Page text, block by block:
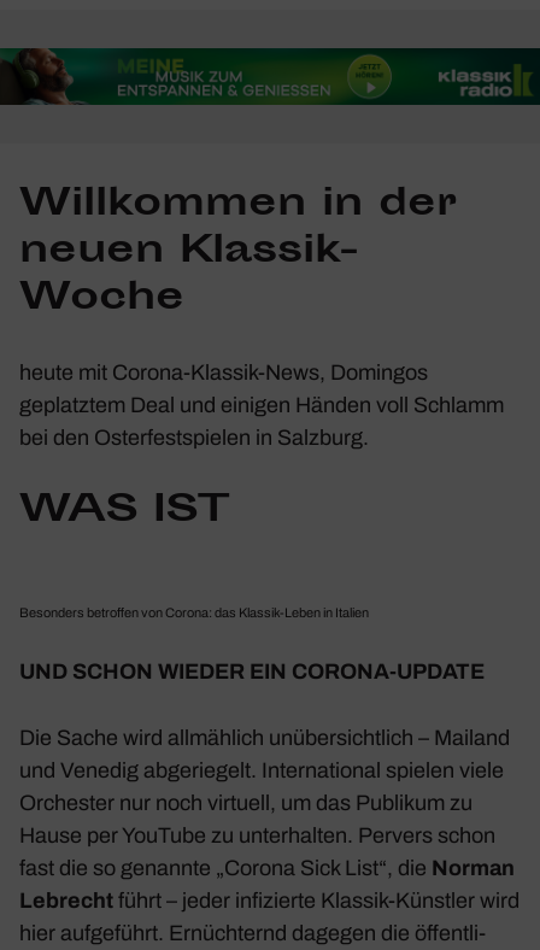
Will­kommen in der
neuen Klassik-
Woche
heute mit Corona-Klassik-News, Domingos
geplatztem Deal und einigen Händen voll Schlamm
bei den Oster­fest­spielen in Salz­burg.
WAS IST
Beson­ders betroffen von Corona: das Klassik-Leben in Italien
UND SCHON WIEDER EIN CORONA-UPDATE
Die Sache wird allmäh­lich unüber­sicht­lich – Mailand
und Venedig abge­rie­gelt. Inter­na­tional spielen viele
Orchester nur noch virtuell, um das Publikum zu
Hause per YouTube zu unter­halten. Pervers schon
fast die so genannte „Corona Sick List“, die Norman
Lebrecht führt – jeder infi­zierte Klassik-Künstler wird
hier aufge­führt. Ernüch­ternd dagegen die öffent­li­